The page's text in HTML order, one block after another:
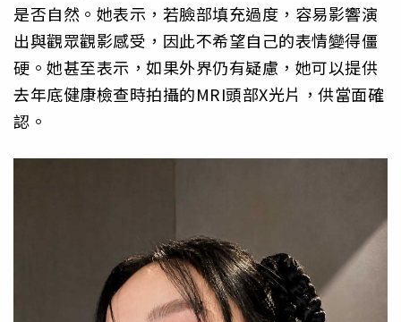
是否自然。她表示，若臉部填充過度，容易影響演
出與觀眾觀影感受，因此不希望自己的表情變得僵
硬。她甚至表示，如果外界仍有疑慮，她可以提供
去年底健康檢查時拍攝的MRI頭部X光片，供當面確
認。